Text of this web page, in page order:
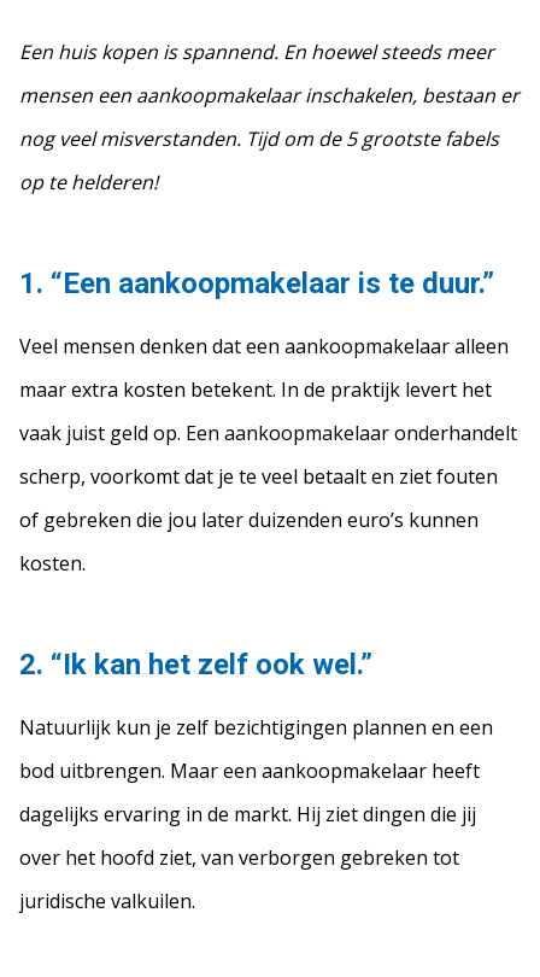
Een huis kopen is spannend. En hoewel steeds meer
mensen een aankoopmakelaar inschakelen, bestaan er
nog veel misverstanden. Tijd om de 5 grootste fabels
op te helderen!
1. “Een aankoopmakelaar is te duur.”
Veel mensen denken dat een aankoopmakelaar alleen
maar extra kosten betekent. In de praktijk levert het
vaak juist geld op. Een aankoopmakelaar onderhandelt
scherp, voorkomt dat je te veel betaalt en ziet fouten
of gebreken die jou later duizenden euro’s kunnen
kosten.
2. “Ik kan het zelf ook wel.”
Natuurlijk kun je zelf bezichtigingen plannen en een
bod uitbrengen. Maar een aankoopmakelaar heeft
dagelijks ervaring in de markt. Hij ziet dingen die jij
over het hoofd ziet, van verborgen gebreken tot
juridische valkuilen.